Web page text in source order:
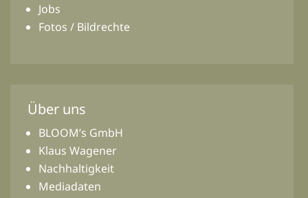
Jobs
Fotos / Bildrechte
Über uns
BLOOM’s GmbH
Klaus Wagener
Nachhaltigkeit
Mediadaten